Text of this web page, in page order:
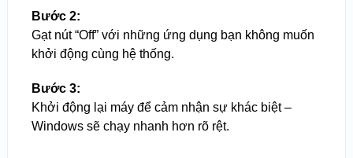
Bước 2:
Gạt nút “Off” với những ứng dụng bạn không muốn
khởi động cùng hệ thống.
Bước 3:
Khởi động lại máy để cảm nhận sự khác biệt –
Windows sẽ chạy nhanh hơn rõ rệt.